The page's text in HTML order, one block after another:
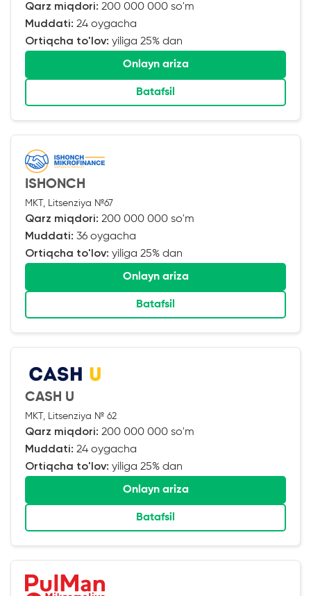
Qarz miqdori: 200 000 000 so'm
Muddati: 24 oygacha
Ortiqcha to'lov: yiliga 25% dan
Onlayn ariza
Batafsil
ISHONCH
MKT, Litsenziya №67
Qarz miqdori: 200 000 000 so'm
Muddati: 36 oygacha
Ortiqcha to'lov: yiliga 25% dan
Onlayn ariza
Batafsil
CASH U
MKT, Litsenziya № 62
Qarz miqdori: 200 000 000 so'm
Muddati: 24 oygacha
Ortiqcha to'lov: yiliga 25% dan
Onlayn ariza
Batafsil